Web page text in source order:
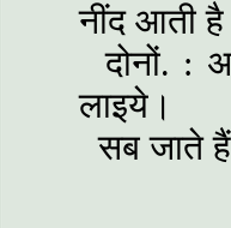
नींद आती
दोनों. :
लाइये।
सब जाते